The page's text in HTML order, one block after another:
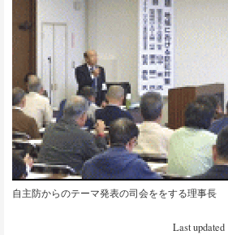
自主防からのテーマ発表の司会ををする理事長
Last